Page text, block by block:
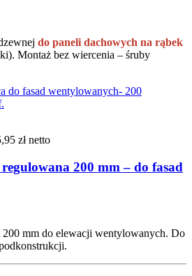
do paneli dachowych na rąbek
Montaż bez wiercenia – śruby
zł netto
200 mm – do fasad
mm do elewacji wentylowanych. Do